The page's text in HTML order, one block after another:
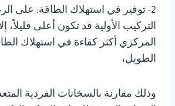
2- توفير في استهلاك الطاقة: على
التركيب الأولية قد تكون أعلى قليلاً،
المركزي أكثر كفاءة في استهلاك
الطويل،
وذلك مقارنة بالسخانات الفردية